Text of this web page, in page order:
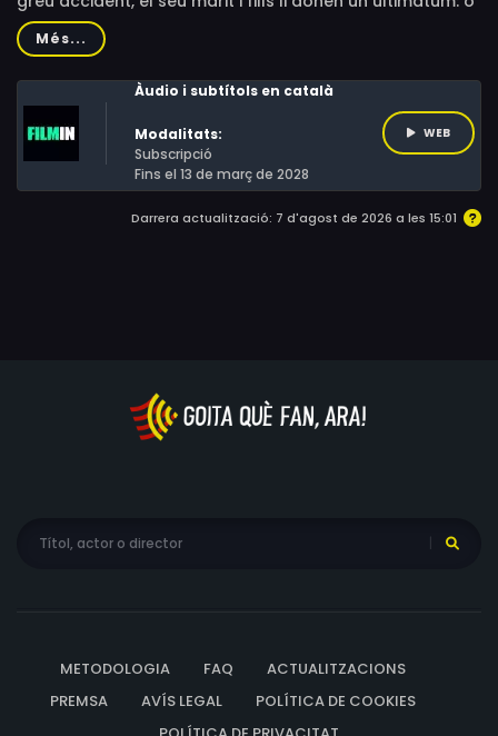
Rory Nolan, Peter Coonan, Cathy Belton, Denise
McCormack, Ciara Gallagher, Ciara Phelan, Youssef
ells o el seu treball.
Més...
Àudio i subtítols en català
Modalitats:
Subscripció
Fins el 13 de març de 2028
WEB
Darrera actualització: 7 d'agost de 2026 a les 15:01
METODOLOGIA FAQ
ACTUALITZACIONS
PREMSA
AVÍS LEGAL
POLÍTICA DE COOKIES